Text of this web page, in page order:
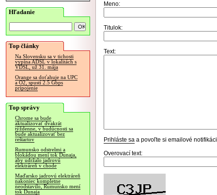
Hľadanie
Top články
Na Slovensku sa v tichosti
vypína ADSL v lokalitách s
VDSL, už 31. mája
Orange sa doťahuje na UPC
a O2, spustí 2.5 Gbps
pripojenie
Top správy
Chrome sa bude
aktualizovať dvakrát
týždenne, v budúcnosti sa
bude aktualizovať bez
reštartov
Rumunsko odstrelmi a
blokádou mení tok Dunaja,
aby udržalo jadrovú
elektráreň v chode
Maďarsko jadrovú elektráreň
nakoniec kompletne
neodstavilo, Rumunsko mení
tok Dunaja
Meno:
Titulok:
Text:
Prihláste sa a povoľte si emailové
Overovací text: